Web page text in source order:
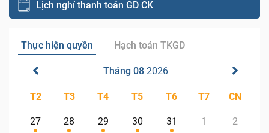
Lịch nghỉ thanh toán GD CK
Thực hiện quyền Hạch toán TKGD
Tháng 08 2026
T2 T3 T4 T5 T6 T7 CN
27 28 29 30 31 1 2